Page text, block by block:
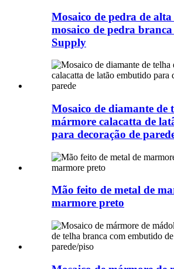
Mosaico de pedra de
mosaico de pedra
Supply
Mosaico de diamante de
mármore calacatta de
para decoração de
Mão feito de metal de
marmore preto